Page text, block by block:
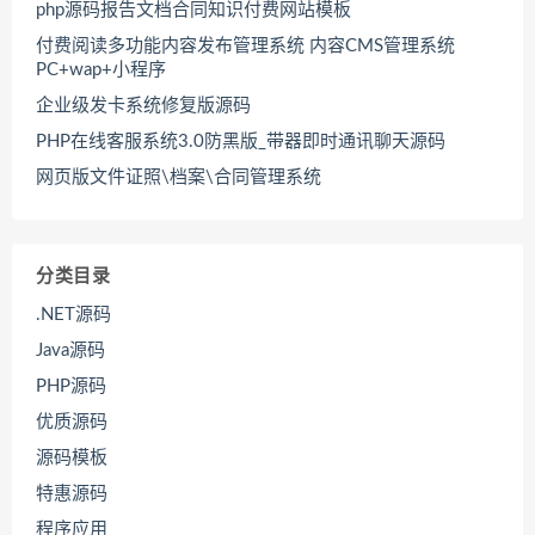
php源码报告文档合同知识付费网站模板
付费阅读多功能内容发布管理系统 内容CMS管理系统
PC+wap+小程序
企业级发卡系统修复版源码
PHP在线客服系统3.0防黑版_带器即时通讯聊天源码
网页版文件证照\档案\合同管理系统
分类目录
.NET源码
Java源码
PHP源码
优质源码
源码模板
特惠源码
程序应用